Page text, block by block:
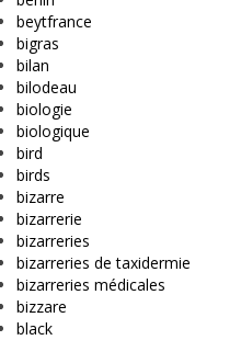
beytfrance
bigras
bilan
bilodeau
biologie
biologique
bird
birds
bizarre
bizarrerie
bizarreries
bizarreries de taxidermie
bizarreries médicales
bizzare
black